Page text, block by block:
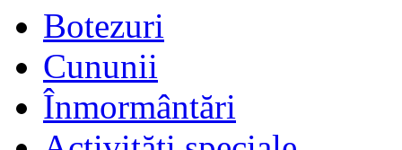
Botezuri
Cununii
Înmormântări